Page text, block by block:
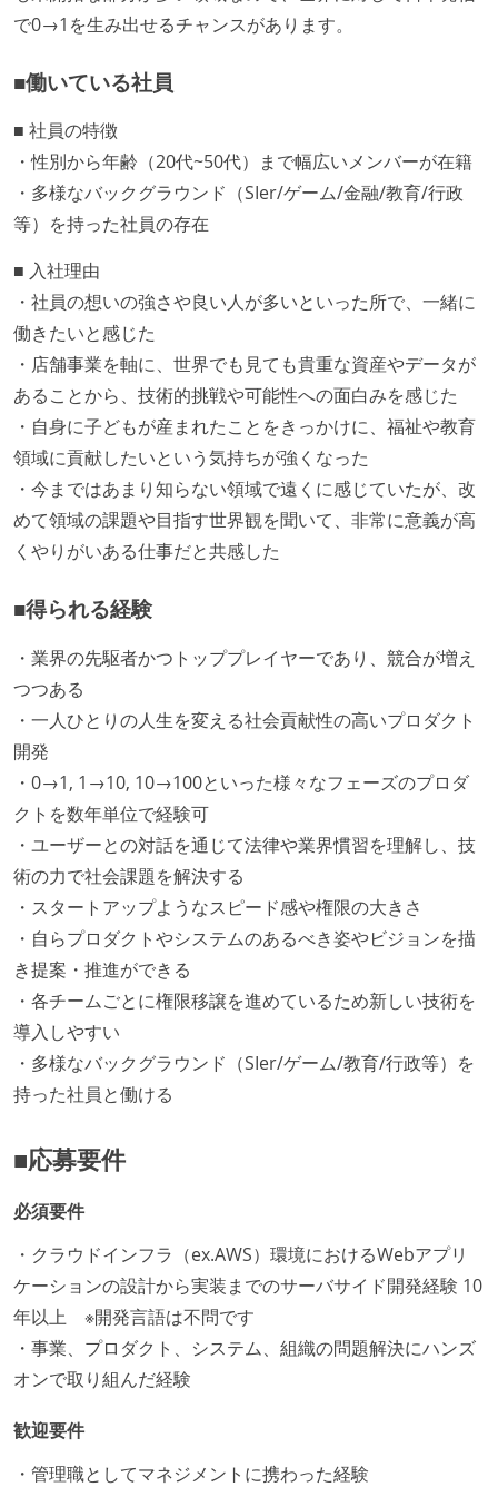
で0→1を生み出せるチャンスがあります。
■働いている社員
■ 社員の特徴
・性別から年齢（20代~50代）まで幅広いメンバーが在籍
・多様なバックグラウンド（SIer/ゲーム/金融/教育/行政
等）を持った社員の存在
■ 入社理由
・社員の想いの強さや良い人が多いといった所で、一緒に
働きたいと感じた
・店舗事業を軸に、世界でも見ても貴重な資産やデータが
あることから、技術的挑戦や可能性への面白みを感じた
・自身に子どもが産まれたことをきっかけに、福祉や教育
領域に貢献したいという気持ちが強くなった
・今まではあまり知らない領域で遠くに感じていたが、改
めて領域の課題や目指す世界観を聞いて、非常に意義が高
くやりがいある仕事だと共感した
■得られる経験
・業界の先駆者かつトッププレイヤーであり、競合が増え
つつある
・一人ひとりの人生を変える社会貢献性の高いプロダクト
開発
・0→1, 1→10, 10→100といった様々なフェーズのプロダ
クトを数年単位で経験可
・ユーザーとの対話を通じて法律や業界慣習を理解し、技
術の力で社会課題を解決する
・スタートアップようなスピード感や権限の大きさ
・自らプロダクトやシステムのあるべき姿やビジョンを描
き提案・推進ができる
・各チームごとに権限移譲を進めているため新しい技術を
導入しやすい
・多様なバックグラウンド（SIer/ゲーム/教育/行政等）を
持った社員と働ける
■応募要件
必須要件
・クラウドインフラ（ex.AWS）環境におけるWebアプリ
ケーションの設計から実装までのサーバサイド開発経験 10
年以上 ※開発言語は不問です
・事業、プロダクト、システム、組織の問題解決にハンズ
オンで取り組んだ経験
歓迎要件
・管理職としてマネジメントに携わった経験